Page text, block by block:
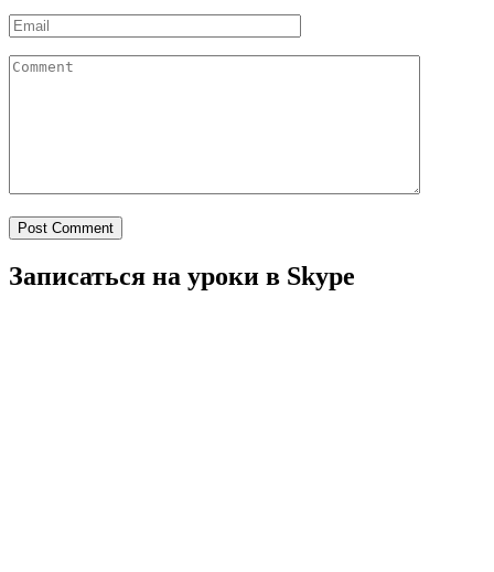
Post Comment
Записаться на уроки в Skype